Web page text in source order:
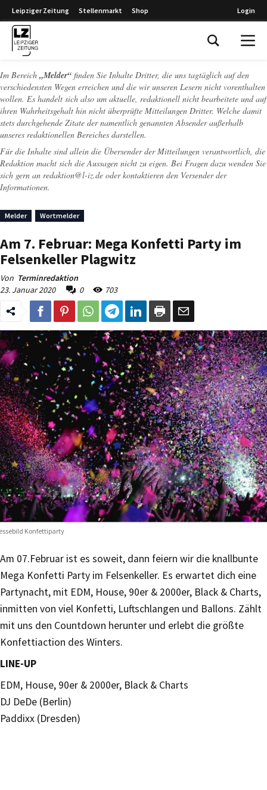
Leipziger Zeitung Stellenmarkt Shop Login
Im Bereich „Melder“ finden Sie Inhalte Dritter, die uns tagtäglich auf den
verschiedensten Wegen erreichen und die wir unseren Lesern nicht vorenthalten
wollen. Es handelt sich also um aktuelle, redaktionell nicht bearbeitete und auf
ihren Wahrheitsgehalt hin nicht überprüfte Mitteilungen Dritter. Welche damit
stets durchgehende Zitate der namentlich genannten Absender außerhalb
unseres redaktionellen Bereiches darstellen.
Für die Inhalte sind allein die Übersender der Mitteilungen verantwortlich, die
Redaktion macht sich die Aussagen nicht zu eigen. Bei Fragen dazu wenden Sie
sich gern an redaktion@l-iz.de oder kontaktieren den Versender der
Informationen.
Melder Wortmelder
Am 7. Februar: Mega Konfetti Party im
Felsenkeller Plagwitz
Von Terminredaktion
23. Januar 2020
0 703
Konfettiparty
Am 07.Februar ist es soweit, dann feiern wir die knallbunte
Mega Konfetti Party im Felsenkeller. Es erwartet dich eine
Partynacht, mit EDM, House, 90er & 2000er, Black & Charts,
inmitten von viel Konfetti, Luftschlangen und Ballons. Zählt
mit uns den Countdown herunter und erlebt die größte
Konfettiaction des Winters.
LINE-UP
EDM, House, 90er & 2000er, Black & Charts
DJ DeDe (Berlin)
Paddixx (Dresden)